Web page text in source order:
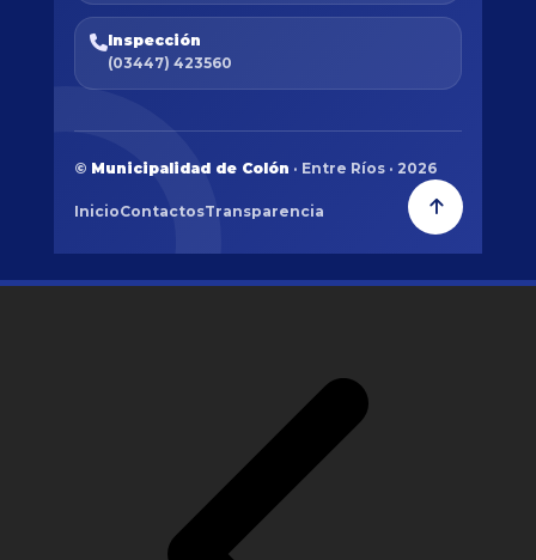
Inspección
(03447) 423560
© Municipalidad de Colón · Entre Ríos · 2026
InicioContactosTransparencia